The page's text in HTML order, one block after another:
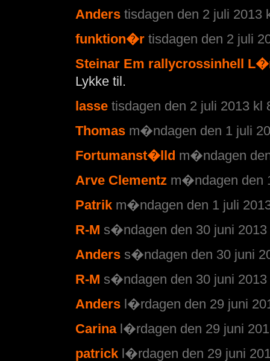
Anders tisdagen den 2 juli 2013
funktion�r tisdagen den 2 juli
Steinar Em rallycrossinhell
Lykke til.
lasse tisdagen den 2 juli 2013 kl
Thomas m�ndagen den 1 juli
Fortumanst�lld m�ndagen
Arve Clementz m�ndagen den
Patrik m�ndagen den 1 juli
R-M s�ndagen den 30 juni 2013
Anders s�ndagen den 30 juni
R-M s�ndagen den 30 juni 2013
Anders l�rdagen den 29 juni
Carina l�rdagen den 29 juni
patrick l�rdagen den 29 juni